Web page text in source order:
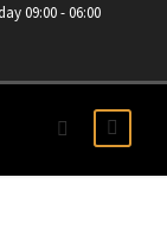
09:00 - 06:00